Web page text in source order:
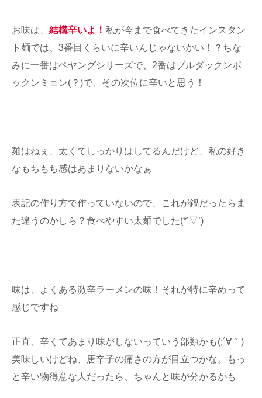
お味は、 結構辛いよ！ 私が今まで食べてきたインスタン
ト麺では、3番目くらいに辛いんじゃないかい！？ちな
みに一番はペヤングシリーズで、2番はプルダックンポ
ックンミョン(？)で、その次位に辛いと思う！
麺はねぇ、太くてしっかりはしてるんだけど、私の好き
なもちもち感はあまりないかなぁ
表記の作り方で作っていないので、これが鍋だったらま
た違うのかしら？食べやすい太麺でした(*’▽’)
味は、よくある激辛ラーメンの味！それが特に辛めって
感じですね
正直、辛くてあまり味がしないっていう部類かも(;´∀｀)
美味しいけどね、唐辛子の痛さの方が目立つかな。もっ
と辛い物得意な人だったら、ちゃんと味が分かるかも